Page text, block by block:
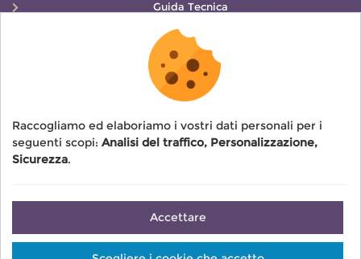
Guida Tecnica
Manuale di Controllo
COSMOS ULTERIORI INFORMAZIONI
Come richiedere la certificazione
Tariffe COSMOS
Regolamenti
Firme COSMOS
Raccogliamo ed elaboriamo i vostri dati personali per i
seguenti scopi: Analisi del traffico, Personalizzazione,
Sicurezza.
Accettare